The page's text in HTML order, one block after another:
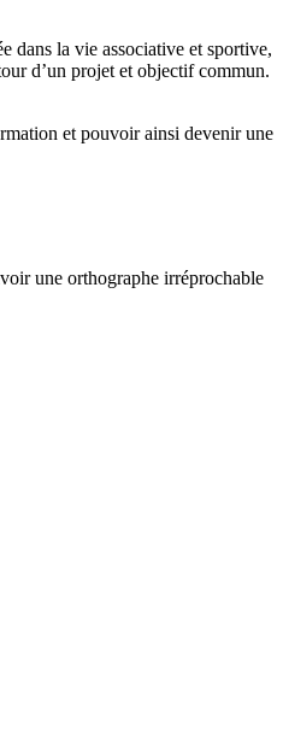
dans la vie associative et sportive,
d’un projet et objectif commun.
et pouvoir ainsi devenir une
une orthographe irréprochable